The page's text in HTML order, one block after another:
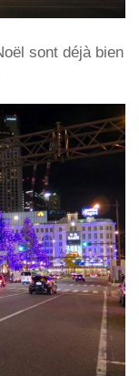
sont déjà bien